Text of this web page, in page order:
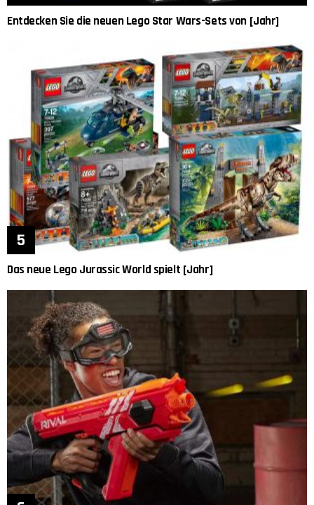
Entdecken Sie die neuen Lego Star Wars-Sets von [Jahr]
Das neue Lego Jurassic World spielt [Jahr]